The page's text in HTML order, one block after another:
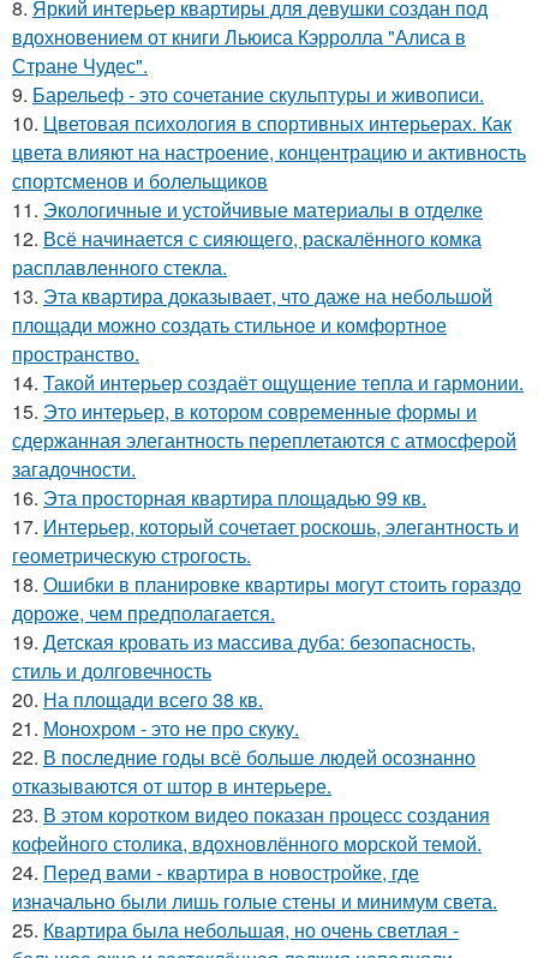
8. Яркий интерьер квартиры для девушки создан под
вдохновением от книги Льюиса Кэрролла "Алиса в
Стране Чудес".
9. Барельеф - это сочетание скульптуры и живописи.
10. Цветовая психология в спортивных интерьерах. Как
цвета влияют на настроение, концентрацию и активность
спортсменов и болельщиков
11. Экологичные и устойчивые материалы в отделке
12. Всё начинается с сияющего, раскалённого комка
расплавленного стекла.
13. Эта квартира доказывает, что даже на небольшой
площади можно создать стильное и комфортное
пространство.
14. Такой интерьер создаёт ощущение тепла и гармонии.
15. Это интерьер, в котором современные формы и
сдержанная элегантность переплетаются с атмосферой
загадочности.
16. Эта просторная квартира площадью 99 кв.
17. Интерьер, который сочетает роскошь, элегантность и
геометрическую строгость.
18. Ошибки в планировке квартиры могут стоить гораздо
дороже, чем предполагается.
19. Детская кровать из массива дуба: безопасность,
стиль и долговечность
20. На площади всего 38 кв.
21. Монохром - это не про скуку.
22. В последние годы всё больше людей осознанно
отказываются от штор в интерьере.
23. В этом коротком видео показан процесс создания
кофейного столика, вдохновлённого морской темой.
24. Перед вами - квартира в новостройке, где
изначально были лишь голые стены и минимум света.
25. Квартира была небольшая, но очень светлая -